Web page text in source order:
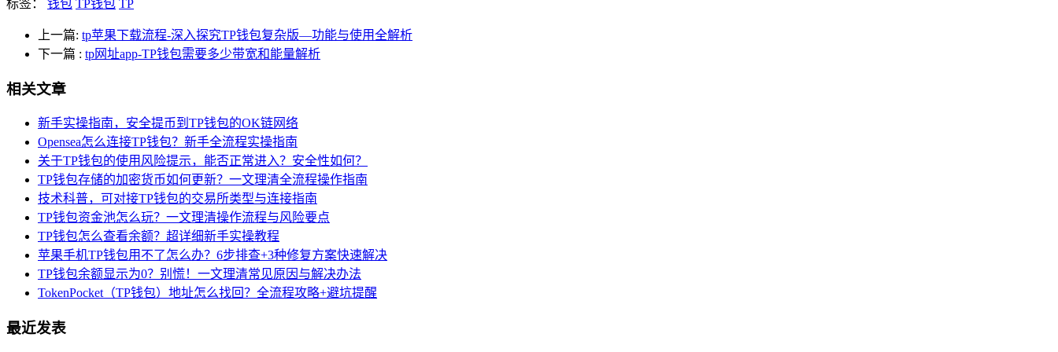
标签： 钱包 TP钱包 TP
上一篇: tp苹果下载流程-深入探究TP钱包复杂版—功能与使用全解析
下一篇 : tp网址app-TP钱包需要多少带宽和能量解析
相关文章
新手实操指南，安全提币到TP钱包的OK链网络
Opensea怎么连接TP钱包？新手全流程实操指南
关于TP钱包的使用风险提示，能否正常进入？安全性如何？
TP钱包存储的加密货币如何更新？一文理清全流程操作指南
技术科普，可对接TP钱包的交易所类型与连接指南
TP钱包资金池怎么玩？一文理清操作流程与风险要点
TP钱包怎么查看余额？超详细新手实操教程
苹果手机TP钱包用不了怎么办？6步排查+3种修复方案快速解决
TP钱包余额显示为0？别慌！一文理清常见原因与解决办法
TokenPocket（TP钱包）地址怎么找回？全流程攻略+避坑提醒
最近发表